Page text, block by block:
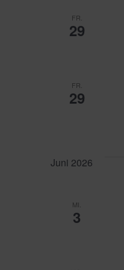
FR.
29
FR.
29
Juni 2026
MI.
3